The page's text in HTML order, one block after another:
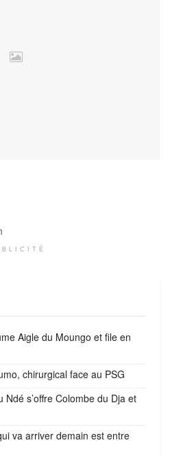
Aigle du Moungo et file en
chirurgical face au PSG
s’offre Colombe du Dja et
va arriver demain est entre